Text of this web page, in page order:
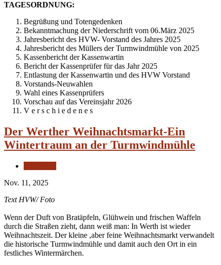
TAGESORDNUNG:
Begrüßung und Totengedenken
Bekanntmachung der Niederschrift vom 06.März 2025
Jahresbericht des HVW- Vorstand des Jahres 2025
Jahresbericht des Müllers der Turmwindmühle von 2025
Kassenbericht der Kassenwartin
Bericht der Kassenprüfer für das Jahr 2025
Entlastung der Kassenwartin und des HVW Vorstand
Vorstands-Neuwahlen
Wahl eines Kassenprüfers
Vorschau auf das Vereinsjahr 2026
V e r s c h i e d e n e s
Der Werther Weihnachtsmarkt-Ein
Wintertraum an der Turmwindmühle
Nov. 11, 2025
Text HVW/ Foto
Wenn der Duft von Bratäpfeln, Glühwein und frischen Waffeln
durch die Straßen zieht, dann weiß man: In Werth ist wieder
Weihnachtszeit. Der kleine ,aber feine Weihnachtsmarkt verwandelt
die historische Turmwindmühle und damit auch den Ort in ein
festliches Wintermärchen.